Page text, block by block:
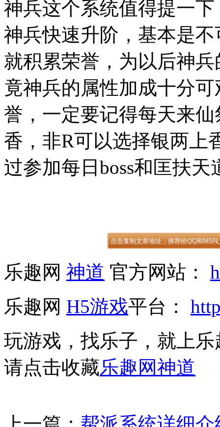
神兵这个系统值得提一
神兵快速升阶，基本是
就积累荣誉，为以后神
竟神兵的属性加成十分
誉，一定要记得每天来
香，非R可以选择银两上
过参加每日boss和匡扶天
乐趣网 神道 官方网站：
乐趣网 H5游戏平台：
玩游戏，找乐子，就上
请点击收藏乐趣网神道